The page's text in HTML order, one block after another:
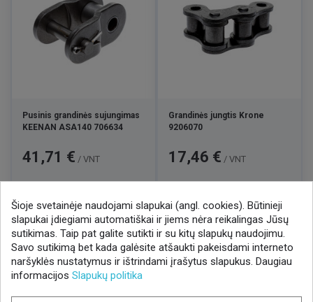
Pusinis grandinės sujungimas
KEENAN ASA140 706634
Kaina
41,71 € / VNT
Grandinės jungtis Krone
9206070
Kaina
17,46 € / VNT
1 2 
Šioje svetainėje naudojami slapukai (angl. cookies). Būtinieji
slapukai įdiegiami automatiškai ir jiems nėra reikalingas Jūsų
sutikimas. Taip pat galite sutikti ir su kitų slapukų naudojimu.
Savo sutikimą bet kada galėsite atšaukti pakeisdami interneto
naršyklės nustatymus ir ištrindami įrašytus slapukus. Daugiau
informacijos Slapukų politika